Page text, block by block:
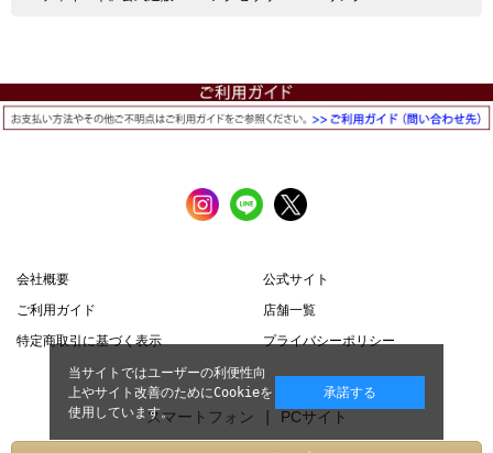
会社概要
公式サイト
ご利用ガイド
店舗一覧
特定商取引に基づく表示
プライバシーポリシー
スマートフォン | PCサイト
当サイトではユーザーの利便性向
上やサイト改善のためにCookieを
使用しています。
承諾する